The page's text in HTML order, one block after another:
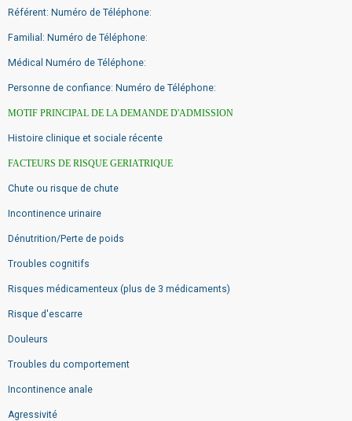
Référent: Numéro de Téléphone:
Familial: Numéro de Téléphone:
Médical Numéro de Téléphone:
Personne de confiance: Numéro de Téléphone:
MOTIF PRINCIPAL DE LA DEMANDE D'ADMISSION
Histoire clinique et sociale récente
FACTEURS DE RISQUE GERIATRIQUE
Chute ou risque de chute
Incontinence urinaire
Dénutrition/Perte de poids
Troubles cognitifs
Risques médicamenteux (plus de 3 médicaments)
Risque d'escarre
Douleurs
Troubles du comportement
Incontinence anale
Agressivité